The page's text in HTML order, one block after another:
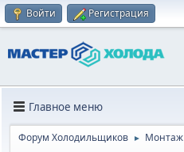
Войти Регистрация
Главное меню
Форум Холодильщиков ► Монтаж